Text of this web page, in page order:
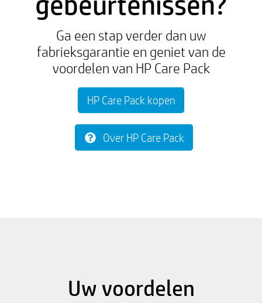
Ga een stap verder dan uw
fabrieksgarantie en geniet van de
voordelen van HP Care Pack
HP Care Pack kopen
Over HP Care Pack
Uw voordelen